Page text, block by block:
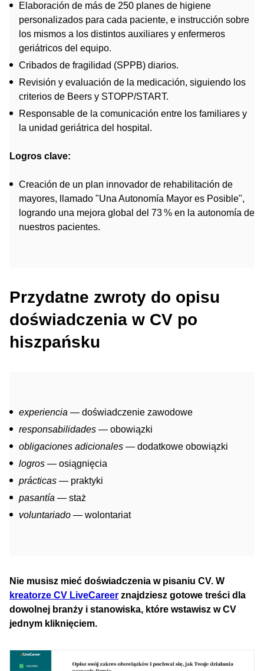
Elaboración de más de 250 planes de higiene
personalizados para cada paciente, e instrucción sobre
los mismos a los distintos auxiliares y enfermeros
geriátricos del equipo.
Cribados de fragilidad (SPPB) diarios.
Revisión y evaluación de la medicación, siguiendo los
criterios de Beers y STOPP/START.
Responsable de la comunicación entre los familiares y
la unidad geriátrica del hospital.
Logros clave:
Creación de un plan innovador de rehabilitación de
mayores, llamado "Una Autonomía Mayor es Posible",
logrando una mejora global del 73 % en la autonomía de
nuestros pacientes.
Przydatne zwroty do opisu
doświadczenia w CV po
hiszpańsku
experiencia — doświadczenie zawodowe
responsabilidades — obowiązki
obligaciones adicionales — dodatkowe obowiązki
logros — osiągnięcia
prácticas — praktyki
pasantía — staż
voluntariado — wolontariat
Nie musisz mieć doświadczenia w pisaniu CV. W
kreatorze CV LiveCareer znajdziesz gotowe treści dla
dowolnej branży i stanowiska, które wstawisz w CV
jednym kliknięciem.